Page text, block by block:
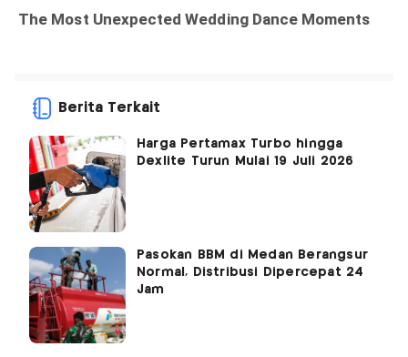
Berita Terkait
Harga Pertamax Turbo hingga
Dexlite Turun Mulai 19 Juli 2026
Pasokan BBM di Medan Berangsur
Normal, Distribusi Dipercepat 24
Jam